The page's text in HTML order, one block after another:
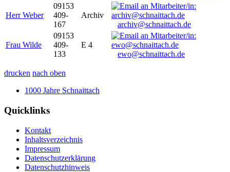
Herr Weber
09153
409-
167
Archiv
archiv@schnaittach.de
Frau Wilde
09153
409-
133
E 4
ewo@schnaittach.de
drucken nach oben
1000 Jahre Schnaittach
Quicklinks
Kontakt
Inhaltsverzeichnis
Impressum
Datenschutzerklärung
Datenschutzhinweis